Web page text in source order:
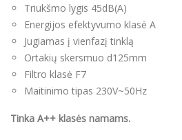
Triukšmo lygis 45dB(A)
Energijos efektyvumo klasė A
Jugiamas į vienfazį tinklą
Ortakių skersmuo d125mm
Filtro klasė F7
Maitinimo tipas 230V~50Hz
Tinka A++ klasės namams.